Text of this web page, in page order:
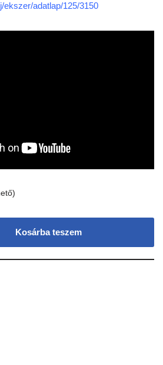
ekszer/adatlap/125/3150
Kosárba teszem